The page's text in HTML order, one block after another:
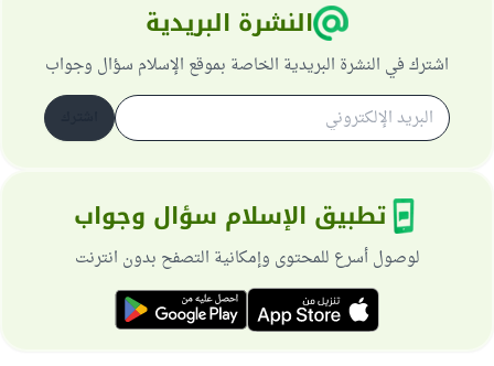
النشرة البريدية
اشترك في النشرة البريدية الخاصة بموقع الإسلام سؤال وجواب
تطبيق الإسلام سؤال وجواب
لوصول أسرع للمحتوى وإمكانية التصفح بدون انترنت